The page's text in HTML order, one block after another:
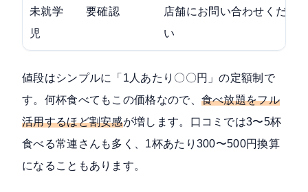
未就学
児
要確認
店舗にお問い合わせくださ
い
値段はシンプルに「1人あたり〇〇円」の定額制で
す。何杯食べてもこの価格なので、 食べ放題をフル
活用するほど割安感が増します。口コミでは3〜5杯
食べる常連さんも多く、1杯あたり300〜500円換算
になることもあります。